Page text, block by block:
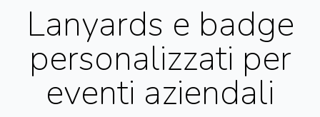
Lanyards e badge
personalizzati per
eventi aziendali